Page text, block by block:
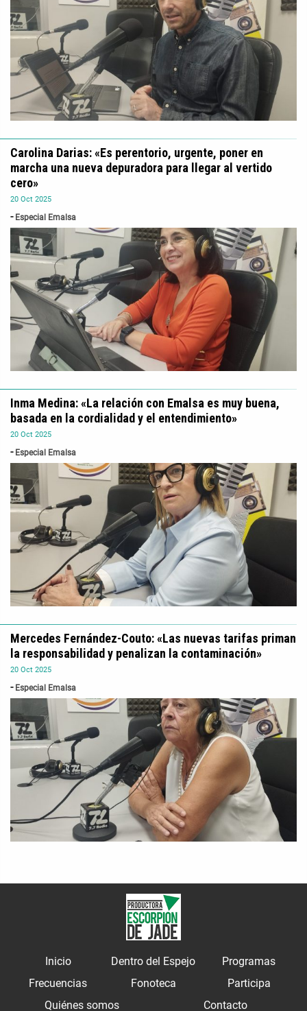
20 Oct 2025
Especial Emalsa
Carolina Darias: «Es perentorio, urgente, poner en
marcha una nueva depuradora para llegar al vertido
cero»
20 Oct 2025
Especial Emalsa
Inma Medina: «La relación con Emalsa es muy buena,
basada en la cordialidad y el entendimiento»
20 Oct 2025
Especial Emalsa
Mercedes Fernández-Couto: «Las nuevas tarifas priman
la responsabilidad y penalizan la contaminación»
Inicio Dentro del Espejo
Programas
Frecuencias
Fonoteca
Participa
Quiénes somos
Contacto